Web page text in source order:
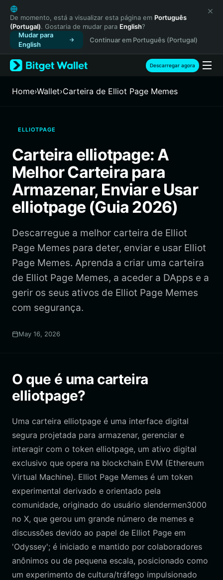
English
日本語
Tiếng Việt
Русский
Español (Latinoamérica)
Türkçe
Français
繁體中文
Bahasa Indonesia
ภาษาไทย
Español
Português (Brasil)
De momento, está a visualizar esta página em Português
(Portugal). Gostaria de mudar para English?
Mudar para
English
Continuar em Português (Portugal)
Descarregar agora
Home›Wallet›Carteira de Elliot Page Memes
ELLIOTPAGE
Carteira elliotpage: A
Melhor Carteira para
Armazenar, Enviar e Usar
elliotpage (Guia 2026)
Descarregue a melhor carteira de Elliot
Page Memes para deter, enviar e usar Elliot
Page Memes. Aprenda a criar uma carteira
de Elliot Page Memes, a aceder a DApps e a
gerir os seus ativos de Elliot Page Memes
com segurança.
May 16, 2026
O que é uma carteira
elliotpage?
Uma carteira elliotpage é uma interface digital
segura projetada para armazenar, gerenciar e
interagir com o token elliotpage, um ativo digital
exclusivo que opera na blockchain EVM (Ethereum
Virtual Machine). Elliot Page Memes é um token
experimental derivado e orientado pela
comunidade, originado do usuário slendermen3000
no X, que gerou um grande número de memes e
discussões devido ao papel de Elliot Page em
'Odyssey'; é iniciado e mantido por colaboradores
anônimos ou de pequena escala, posicionado como
um experimento de cultura/tráfego impulsionado